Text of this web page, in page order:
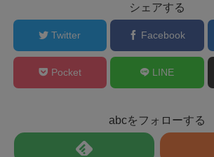
シェアする
Twitter Facebook
Pocket LINE
abcをフォローする